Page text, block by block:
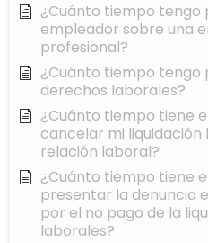
¿Cuánto tiempo tengo
empleador sobre una
profesional?
¿Cuánto tiempo tengo
derechos laborales?
¿Cuánto tiempo tiene
cancelar mi liquidación
relación laboral?
¿Cuánto tiempo tiene
presentar la denuncia
por el no pago de la
laborales?